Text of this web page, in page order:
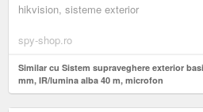
hikvision, sisteme exterior
spy-shop.ro
Similar cu Sistem supraveghere exterior
mm, IR/lumina alba 40 m, microfon